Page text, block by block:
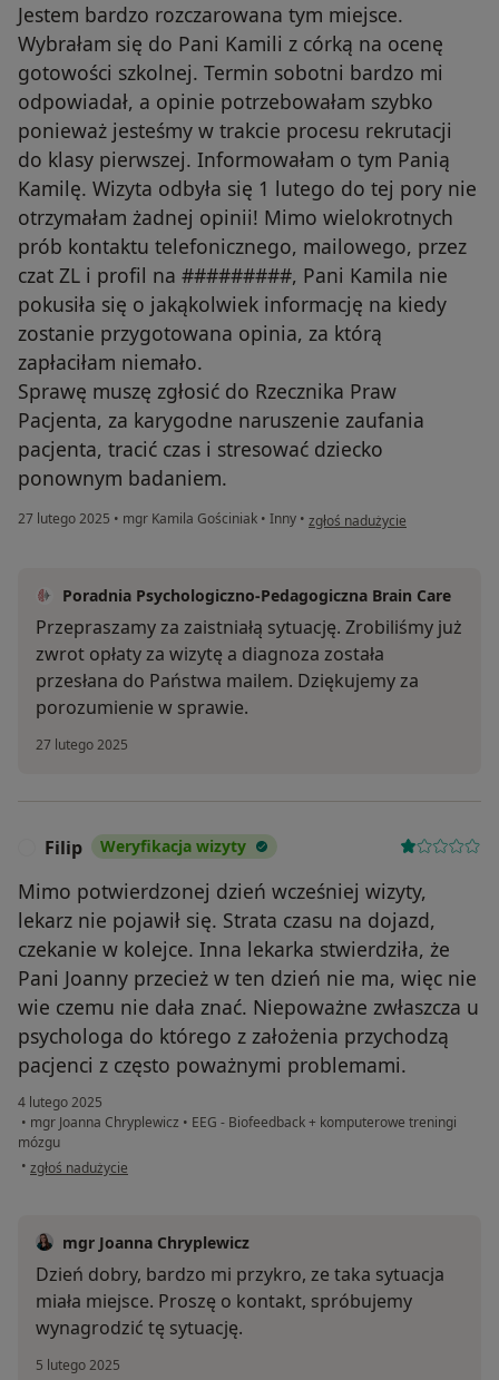
Jestem bardzo rozczarowana tym miejsce.
Wybrałam się do Pani Kamili z córką na ocenę
gotowości szkolnej. Termin sobotni bardzo mi
odpowiadał, a opinie potrzebowałam szybko
ponieważ jesteśmy w trakcie procesu rekrutacji
do klasy pierwszej. Informowałam o tym Panią
Kamilę. Wizyta odbyła się 1 lutego do tej pory nie
otrzymałam żadnej opinii! Mimo wielokrotnych
prób kontaktu telefonicznego, mailowego, przez
czat ZL i profil na #########, Pani Kamila nie
pokusiła się o jakąkolwiek informację na kiedy
zostanie przygotowana opinia, za którą
zapłaciłam niemało.
Sprawę muszę zgłosić do Rzecznika Praw
Pacjenta, za karygodne naruszenie zaufania
pacjenta, tracić czas i stresować dziecko
ponownym badaniem.
27 lutego 2025 • mgr Kamila Gościniak • Inny • w opinii użytkownika Paulina
zgłoś nadużycie
Poradnia Psychologiczno-Pedagogiczna Brain Care
Przepraszamy za zaistniałą sytuację. Zrobiliśmy już
zwrot opłaty za wizytę a diagnoza została
przesłana do Państwa mailem. Dziękujemy za
porozumienie w sprawie.
27 lutego 2025
Filip Weryfikacja wizyty
Mimo potwierdzonej dzień wcześniej wizyty,
lekarz nie pojawił się. Strata czasu na dojazd,
czekanie w kolejce. Inna lekarka stwierdziła, że
Pani Joanny przecież w ten dzień nie ma, więc nie
wie czemu nie dała znać. Niepoważne zwłaszcza u
psychologa do którego z założenia przychodzą
pacjenci z często poważnymi problemami.
4 lutego 2025
• mgr Joanna Chryplewicz • EEG - Biofeedback + komputerowe treningi
mózgu
• w opinii użytkownika Filip
zgłoś nadużycie
mgr Joanna Chryplewicz
Dzień dobry, bardzo mi przykro, ze taka sytuacja
miała miejsce. Proszę o kontakt, spróbujemy
wynagrodzić tę sytuację.
5 lutego 2025